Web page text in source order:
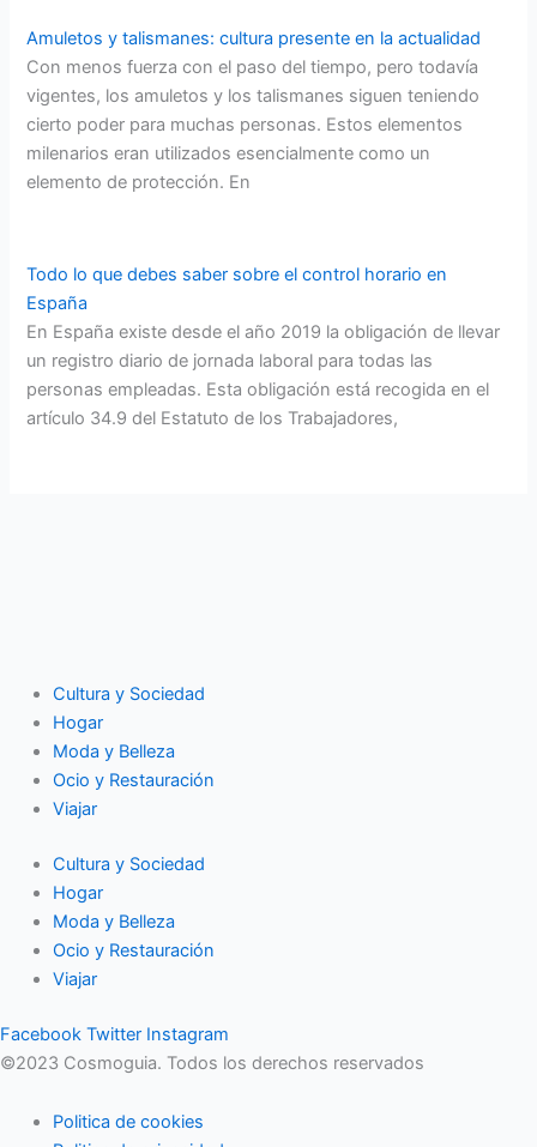
Amuletos y talismanes: cultura presente en la actualidad
Con menos fuerza con el paso del tiempo, pero todavía
vigentes, los amuletos y los talismanes siguen teniendo
cierto poder para muchas personas. Estos elementos
milenarios eran utilizados esencialmente como un
elemento de protección. En
Todo lo que debes saber sobre el control horario en
España
En España existe desde el año 2019 la obligación de llevar
un registro diario de jornada laboral para todas las
personas empleadas. Esta obligación está recogida en el
artículo 34.9 del Estatuto de los Trabajadores,
Cultura y Sociedad
Hogar
Moda y Belleza
Ocio y Restauración
Viajar
Cultura y Sociedad
Hogar
Moda y Belleza
Ocio y Restauración
Viajar
Facebook Twitter Instagram
©2023 Cosmoguia. Todos los derechos reservados
Politica de cookies